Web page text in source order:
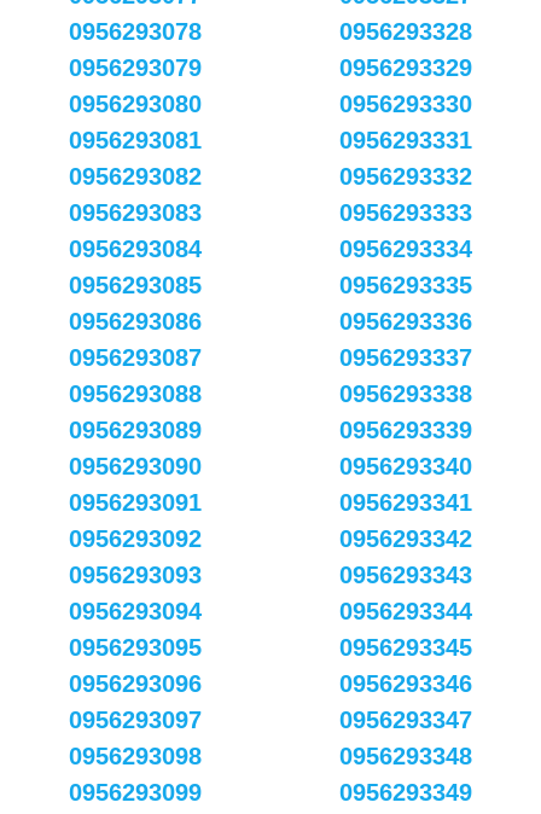
0956293078
0956293079
0956293080
0956293081
0956293082
0956293083
0956293084
0956293085
0956293086
0956293087
0956293088
0956293089
0956293090
0956293091
0956293092
0956293093
0956293094
0956293095
0956293096
0956293097
0956293098
0956293099
0956293328
0956293329
0956293330
0956293331
0956293332
0956293333
0956293334
0956293335
0956293336
0956293337
0956293338
0956293339
0956293340
0956293341
0956293342
0956293343
0956293344
0956293345
0956293346
0956293347
0956293348
0956293349